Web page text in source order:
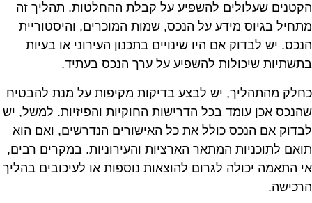
שעלולים להשפיע על קבלת ההחלטות. תהליך זה
בגיוס מידע על הנכס, שמות המוכרים, והיסטוריית
יש לבדוק אם היו שינויים בתכנון העירוני או בעיות
שיכולות להשפיע על ערך הנכס בעתיד.
מהתהליך, יש לבצע בדיקות מקיפות על מנת להבטיח
אכן עומד בכל הדרישות החוקיות והפיזיות. למשל, יש
אם הנכס כולל את כל האישורים הנדרשים, ואם הוא
לתוכניות המתאר הארציות והעירוניות. במקרים רבים,
התאמה יכולה לגרום להוצאות נוספות או לעיכובים בהליך